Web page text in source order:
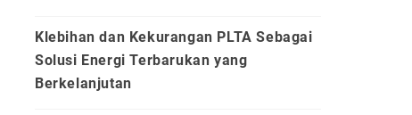
Klebihan dan Kekurangan PLTA Sebagai
Solusi Energi Terbarukan yang
Berkelanjutan